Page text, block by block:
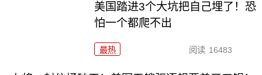
美国踏进3个大坑把自己埋了！恐
怕一个都爬不出
最热 阅读 16483